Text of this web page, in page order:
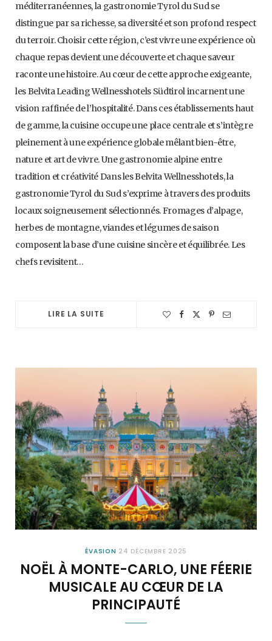
méditerranéennes, la gastronomie Tyrol du Sud se
distingue par sa richesse, sa diversité et son profond respect
du terroir. Choisir cette région, c’est vivre une expérience où
chaque repas devient une découverte et chaque saveur
raconte une histoire. Au cœur de cette approche exigeante,
les Belvita Leading Wellnesshotels Südtirol incarnent une
vision raffinée de l’hospitalité. Dans ces établissements haut
de gamme, la cuisine occupe une place centrale et s’intègre
pleinement à une expérience globale mêlant bien-être,
nature et art de vivre. Une gastronomie alpine entre
tradition et créativité Dans les Belvita Wellnesshotels, la
gastronomie Tyrol du Sud s’exprime à travers des produits
locaux soigneusement sélectionnés. Fromages d’alpage,
herbes de montagne, viandes et légumes de saison
composent la base d’une cuisine sincère et équilibrée. Les
chefs revisitent…
LIRE LA SUITE
ÉVASION 24 DÉCEMBRE 2025
NOËL À MONTE-CARLO, UNE FÉERIE
MUSICALE AU CŒUR DE LA
PRINCIPAUTÉ